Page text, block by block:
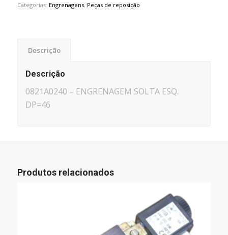
Categorias: Engrenagens, Peças de reposição
Descrição
Descrição
0821A0240 – ENGRENAGEM SOLTA ESQ.
DP=46
Produtos relacionados